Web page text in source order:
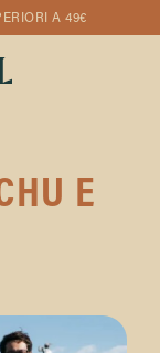
A 49€
E